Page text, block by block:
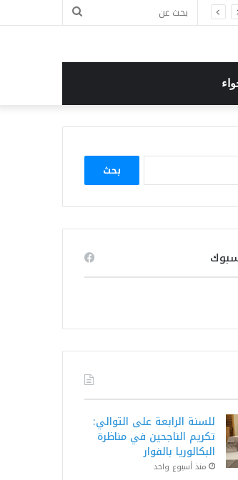
بحث
البحث
للسنة الرابعة على التوالي:
تكريم الناجحين في مناظرة
البكالوريا بالفوار
منذ أسبوع واحد